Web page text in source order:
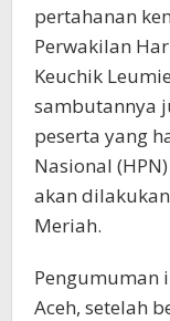
pertahanan
Perwakilan
Keuchik
sambutannya
peserta yang
Nasional
akan
Meriah.
Pengumuman
Aceh, setelah